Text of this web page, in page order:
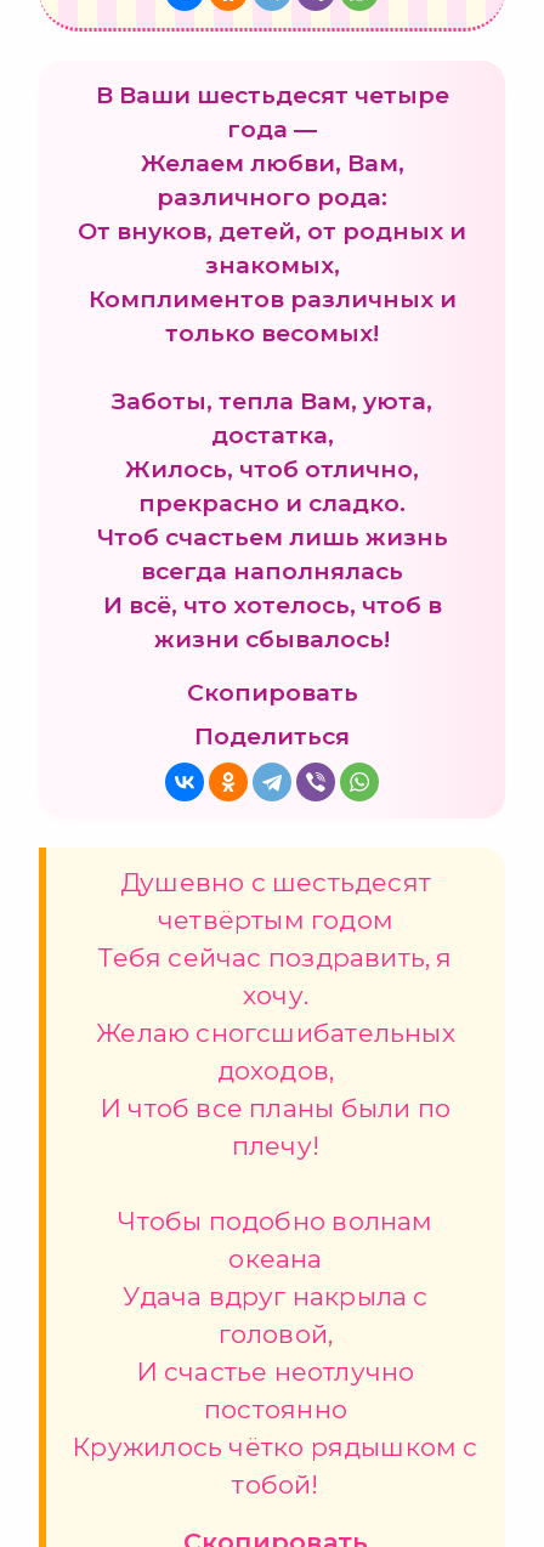
В Ваши шестьдесят четыре
года —
Желаем любви, Вам,
различного рода:
От внуков, детей, от родных и
знакомых,
Комплиментов различных и
только весомых!
Заботы, тепла Вам, уюта,
достатка,
Жилось, чтоб отлично,
прекрасно и сладко.
Чтоб счастьем лишь жизнь
всегда наполнялась
И всё, что хотелось, чтоб в
жизни сбывалось!
Скопировать
Поделиться
Душевно с шестьдесят
четвёртым годом
Тебя сейчас поздравить, я
хочу.
Желаю сногсшибательных
доходов,
И чтоб все планы были по
плечу!
Чтобы подобно волнам
океана
Удача вдруг накрыла с
головой,
И счастье неотлучно
постоянно
Кружилось чётко рядышком с
тобой!